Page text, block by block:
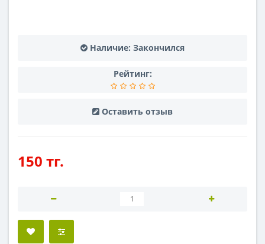
Наличие: Закончился
Рейтинг:
Оставить отзыв
150 тг.